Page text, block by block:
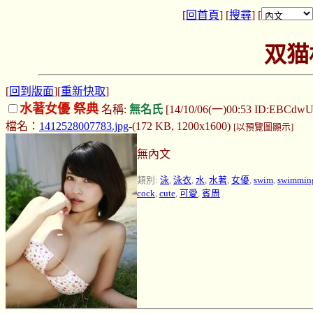
[回首頁] [搜尋] [
双
[回到版面][重新快取]
水著女優 祭典 名稱: 無名氏 [14/10/06(一)00:53
檔名： 1412528007783.jpg-(172 KB, 1200x1600) [以預覽圖顯示]
無內文
類別: 泳, 泳衣, 水, 水著, 女優, swim,
cock, cute, 可愛, 賓周